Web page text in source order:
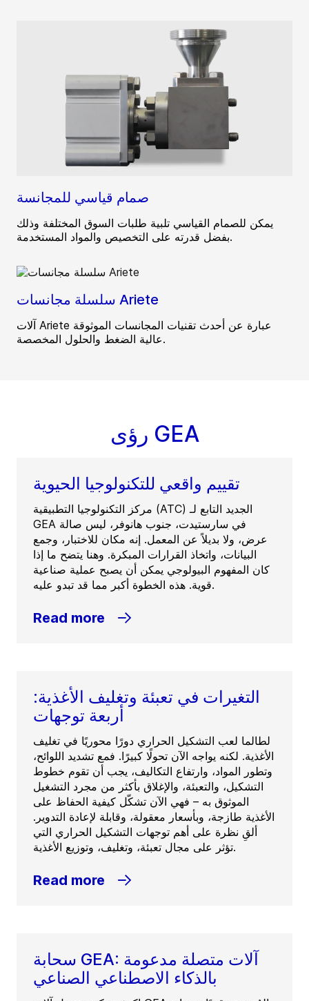
صمام قياسي للمجانسة
يمكن للصمام القياسي تلبية طلبات السوق المختلفة وذلك
بفضل قدرته على التخصيص والمواد المستخدمة.
سلسلة مجانسات Ariete
آلات Ariete عبارة عن أحدث تقنيات المجانسات الموثوقة
عالية الضغط والحلول المخصصة.
رؤى GEA
تقييم واقعي للتكنولوجيا الحيوية
مركز التكنولوجيا التطبيقية (ATC) الجديد التابع لـ
GEA في سارستيدت، جنوب هانوفر، ليس صالة
عرض، ولا بديلاً عن المعمل. إنه مكان للاختبار، وجمع
البيانات، واتخاذ القرارات المبكرة. وهنا يتضح ما إذا
كان المفهوم البيولوجي يمكن أن يصبح عملية صناعية
قوية. هذه الخطوة أكبر مما قد تبدو عليه.
Read more
التغيرات في تعبئة وتغليف الأغذية:
أربعة توجهات
لطالما لعب التشكيل الحراري دورًا محوريًا في تغليف
الأغذية. لكنه يواجه الآن تحولًا كبيرًا. فمع تشديد اللوائح،
وتطور المواد، وارتفاع التكاليف، يجب أن تقوم خطوط
التشكيل، والتعبئة، والإغلاق بأكثر من مجرد التشغيل
الموثوق به – فهي الآن تشكّل كيفية الحفاظ على
الأغذية طازجة، وبأسعار معقولة، وقابلة لإعادة التدوير.
ألقِ نظرة على أهم توجهات التشكيل الحراري التي
تؤثر على مجال تعبئة، وتغليف، وتوزيع الأغذية.
Read more
سحابة GEA: آلات متصلة مدعومة
بالذكاء الاصطناعي الصناعي